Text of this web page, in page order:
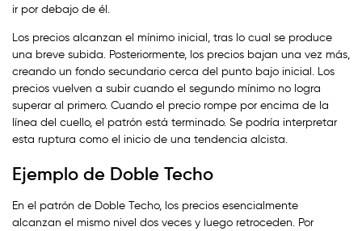
ir por debajo de él.
Los precios alcanzan el mínimo inicial, tras lo cual se produce
una breve subida. Posteriormente, los precios bajan una vez más,
creando un fondo secundario cerca del punto bajo inicial. Los
precios vuelven a subir cuando el segundo mínimo no logra
superar al primero. Cuando el precio rompe por encima de la
línea del cuello, el patrón está terminado. Se podría interpretar
esta ruptura como el inicio de una tendencia alcista.
Ejemplo de Doble Techo
En el patrón de Doble Techo, los precios esencialmente
alcanzan el mismo nivel dos veces y luego retroceden. Por